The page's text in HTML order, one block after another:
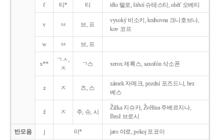
t' 티* 티 tělo 텔로, štěstí 슈테스티, obět' 오베티
v ㅂ 브, 프
vysoký 비소키, knihovna 크니호브나,
kov 코프
w ㅂ 브, 프
x**
ㄱㅅ,
ㅈ
ㄱ스 xerox 제록스, saxofón 삭소폰
z ㅈ 즈, 스
zámek 자메크, pozdní 포즈드니, bez
베스
ž ㅈ 주, 슈, 시
Žižka 지슈카, Žvěřina 주베르지나,
Brož 브로시
반모음 j 이* jaro 야로, pokoj 포코이